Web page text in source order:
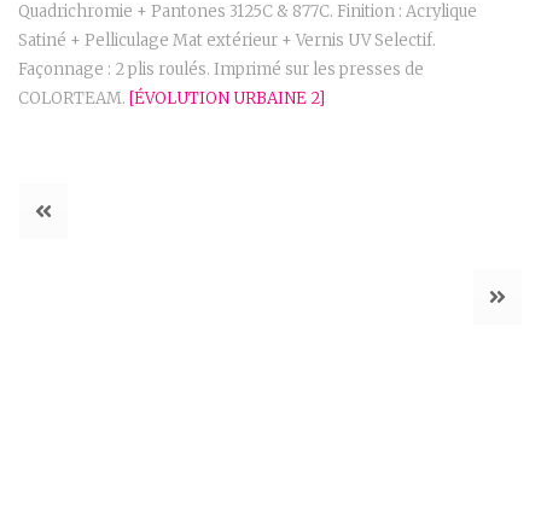
Quadrichromie + Pantones 3125C & 877C. Finition : Acrylique
Satiné + Pelliculage Mat extérieur + Vernis UV Selectif.
Façonnage : 2 plis roulés. Imprimé sur les presses de
COLORTEAM. [ÉVOLUTION URBAINE 2]